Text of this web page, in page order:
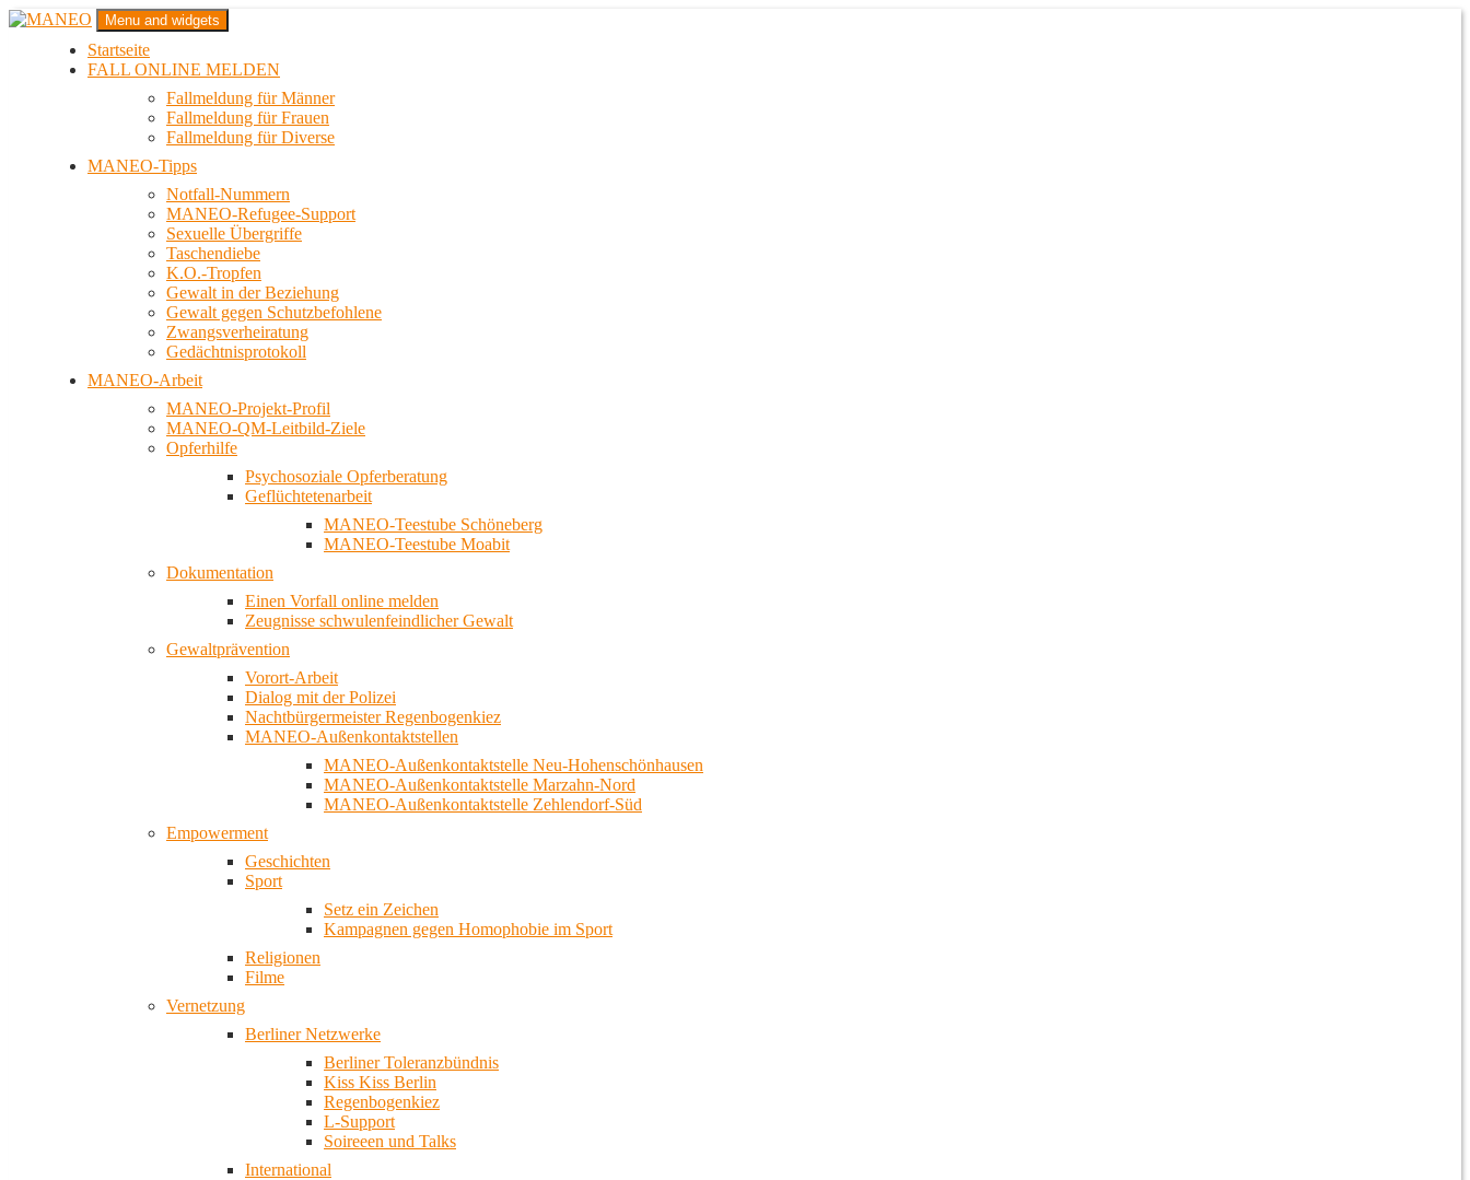
Zum
MANEO
Das schwule Anti-Gewalt-Projekt in Berlin
Menu and widgets
Startseite
FALL ONLINE MELDEN
Fallmeldung für Männer
Fallmeldung für Frauen
Fallmeldung für Diverse
MANEO-Tipps
Notfall-Nummern
MANEO-Refugee-Support
Sexuelle Übergriffe
Taschendiebe
K.O.-Tropfen
Gewalt in der Beziehung
Gewalt gegen Schutzbefohlene
Zwangsverheiratung
Gedächtnisprotokoll
MANEO-Arbeit
MANEO-Projekt-Profil
MANEO-QM-Leitbild-Ziele
Opferhilfe
Psychosoziale Opferberatung
Geflüchtetenarbeit
MANEO-Teestube Schöneberg
MANEO-Teestube Moabit
Dokumentation
Einen Vorfall online melden
Zeugnisse schwulenfeindlicher Gewalt
Gewaltprävention
Vorort-Arbeit
Dialog mit der Polizei
Nachtbürgermeister Regenbogenkiez
MANEO-Außenkontaktstellen
MANEO-Außenkontaktstelle Neu-Hohenschönhausen
MANEO-Außenkontaktstelle Marzahn-Nord
MANEO-Außenkontaktstelle Zehlendorf-Süd
Empowerment
Geschichten
Sport
Setz ein Zeichen
Kampagnen gegen Homophobie im Sport
Religionen
Filme
Vernetzung
Berliner Netzwerke
Berliner Toleranzbündnis
Kiss Kiss Berlin
Regenbogenkiez
L-Support
Soireeen und Talks
International